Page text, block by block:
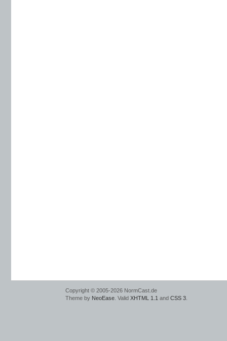
Copyright © 2005-2026 NormCast.de
Theme by NeoEase . Valid XHTML 1.1 and CSS 3